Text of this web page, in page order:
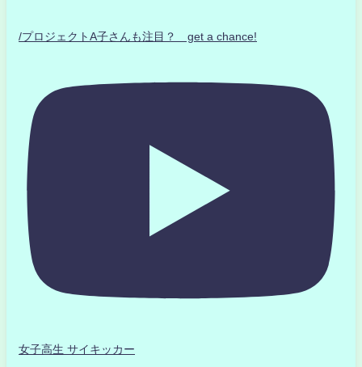
/プロジェクトA子さんも注目？ get a chance!
女子高生 サイキッカー